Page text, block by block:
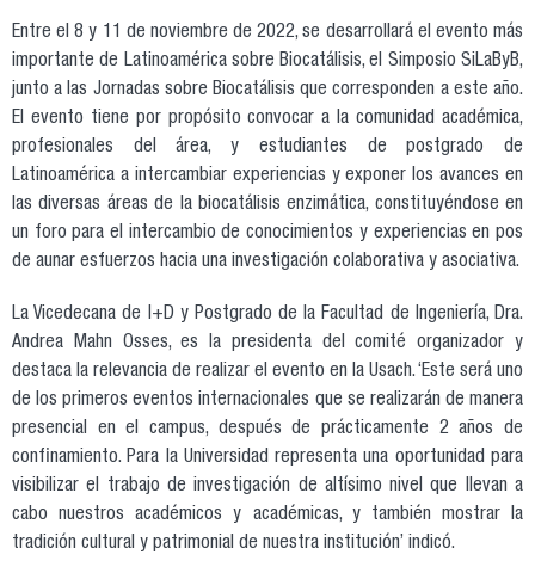
Entre el 8 y 11 de noviembre de 2022, se desarrollará el evento más
importante de Latinoamérica sobre Biocatálisis, el Simposio SiLaByB,
junto a las Jornadas sobre Biocatálisis que corresponden a este año.
El evento tiene por propósito convocar a la comunidad académica,
profesionales del área, y estudiantes de postgrado de
Latinoamérica a intercambiar experiencias y exponer los avances en
las diversas áreas de la biocatálisis enzimática, constituyéndose en
un foro para el intercambio de conocimientos y experiencias en pos
de aunar esfuerzos hacia una investigación colaborativa y asociativa.
La Vicedecana de I+D y Postgrado de la Facultad de Ingeniería, Dra.
Andrea Mahn Osses, es la presidenta del comité organizador y
destaca la relevancia de realizar el evento en la Usach. ‘Este será uno
de los primeros eventos internacionales que se realizarán de manera
presencial en el campus, después de prácticamente 2 años de
confinamiento. Para la Universidad representa una oportunidad para
visibilizar el trabajo de investigación de altísimo nivel que llevan a
cabo nuestros académicos y académicas, y también mostrar la
tradición cultural y patrimonial de nuestra institución’ indicó.